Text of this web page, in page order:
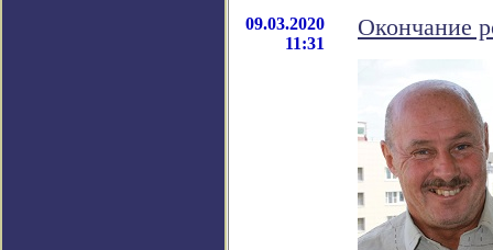
09.03.2020
11:31
Окончание